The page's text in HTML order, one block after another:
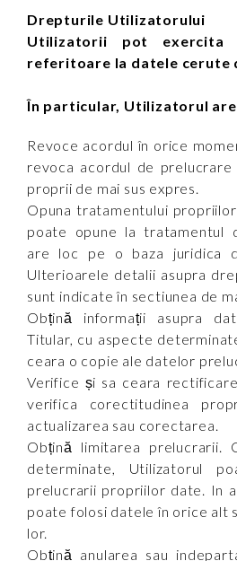
Drepturile Utilizatorului
Utilizatorii pot exercita
referitoare la datele cerute
În particular, Utilizatorul
Revoce acordul în orice
revoca acordul de
proprii de mai sus expres.
Opuna tratamentului
poate opune la tratamentul
are loc pe o baza juridica
Ulterioarele detalii asupra
sunt indicate în sectiunea de
Obțină informații asupra
Titular, cu aspecte
ceara o copie ale datelor
Verifice și sa ceara
verifica corectitudinea
actualizarea sau corectarea.
Obțină limitarea prelucrarii.
determinate, Utilizatorul
prelucrarii propriilor date. In
poate folosi datele în orice alt
lor.
Obțină anularea sau